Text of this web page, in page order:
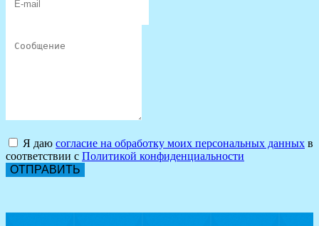
Я даю согласие на обработку моих персональных данных в
соответствии с Политикой конфиденциальности
ОТПРАВИТЬ